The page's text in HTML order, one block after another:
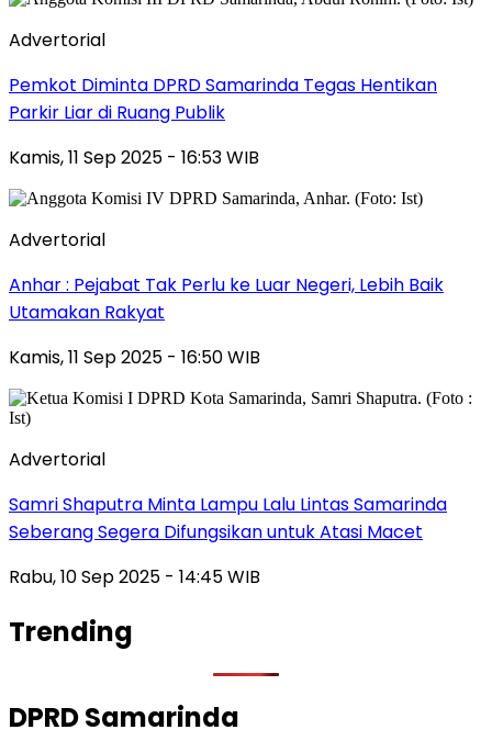
Advertorial
Pemkot Diminta DPRD Samarinda Tegas Hentikan
Parkir Liar di Ruang Publik
Kamis, 11 Sep 2025 - 16:53 WIB
Advertorial
Anhar : Pejabat Tak Perlu ke Luar Negeri, Lebih Baik
Utamakan Rakyat
Kamis, 11 Sep 2025 - 16:50 WIB
Advertorial
Samri Shaputra Minta Lampu Lalu Lintas Samarinda
Seberang Segera Difungsikan untuk Atasi Macet
Rabu, 10 Sep 2025 - 14:45 WIB
Trending
DPRD Samarinda